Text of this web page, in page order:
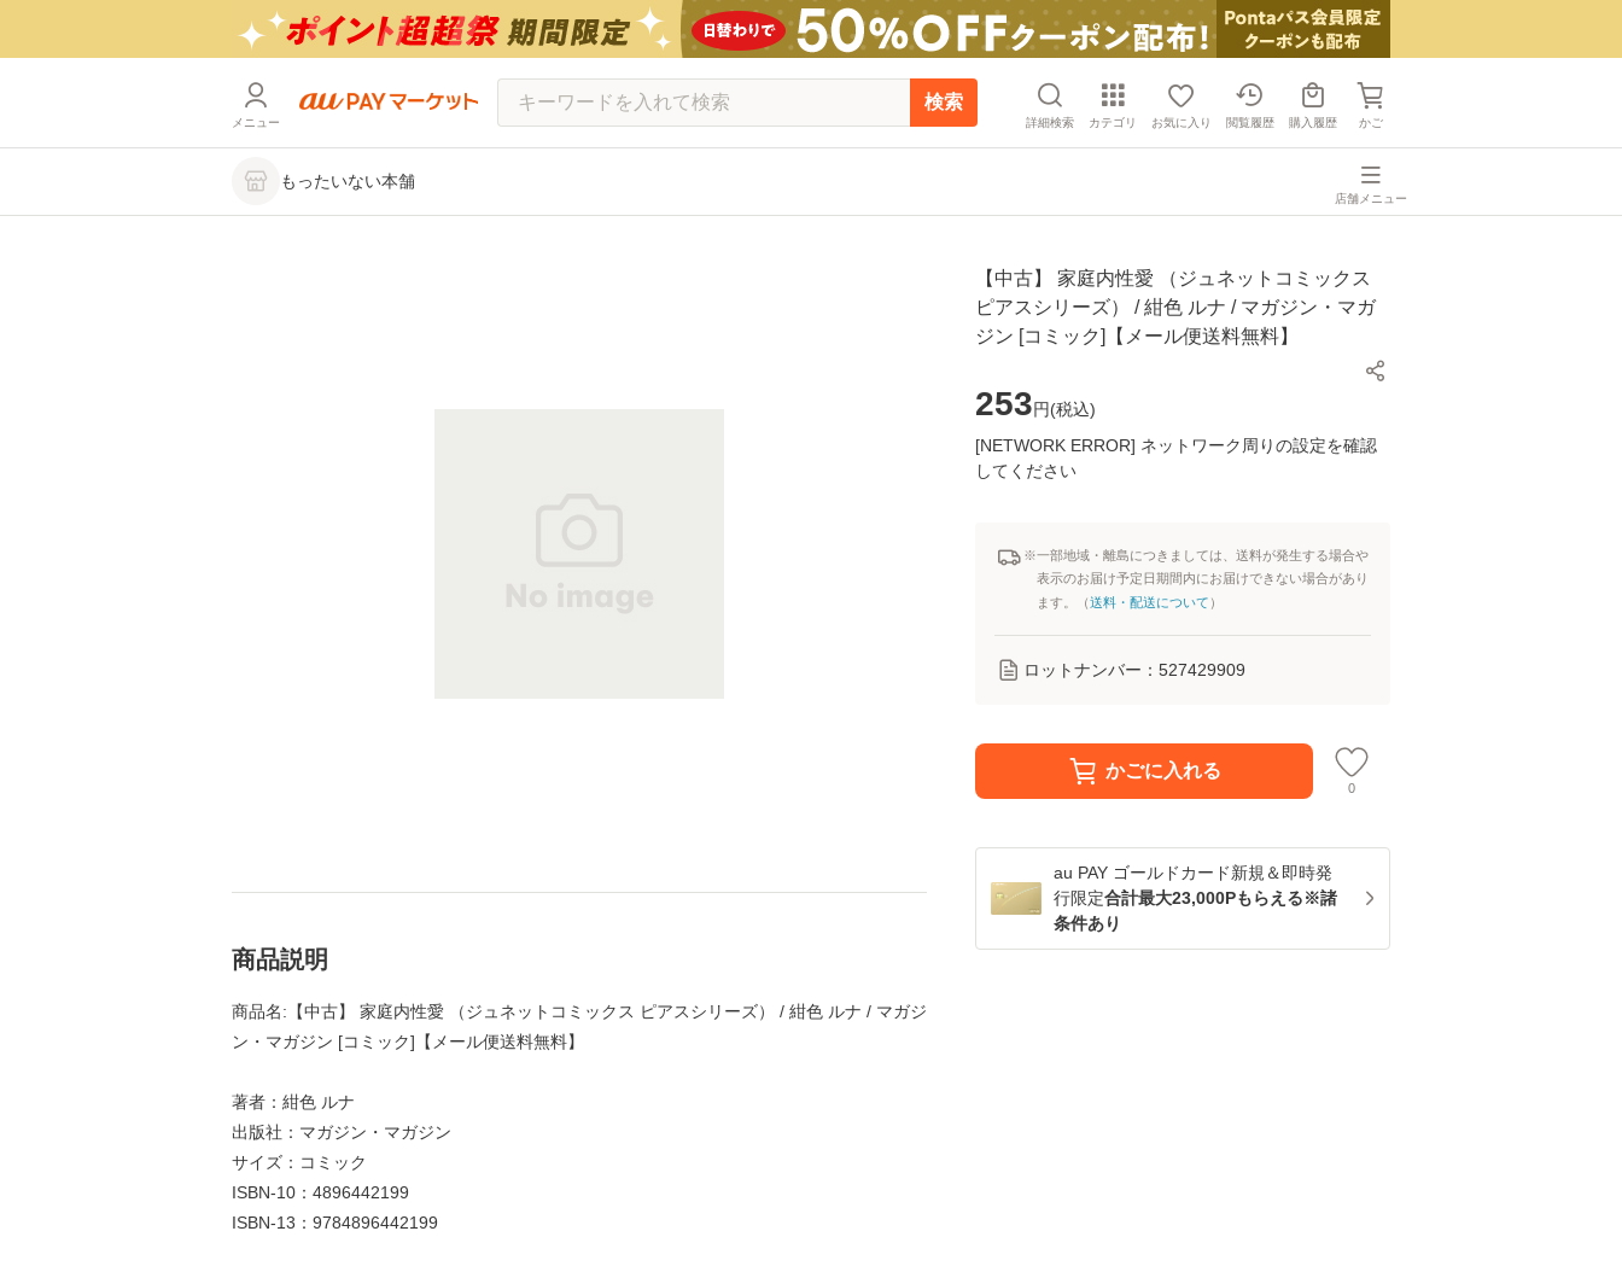
メニュー
検索
詳細検索 カテゴリ お気に入り 閲覧履歴 購入履歴 かご
もったいない本舗
店舗メニュー
【中古】 家庭内性愛 （ジュネットコミックス
ピアスシリーズ） / 紺色 ルナ / マガジン・マガ
ジン [コミック]【メール便送料無料】
253円(税込)
[NETWORK ERROR] ネットワーク周りの設定を確認
してください
※一部地域・離島につきましては、送料が発生する場合や
表示のお届け予定日期間内にお届けできない場合があり
ます。（送料・配送について ）
ロットナンバー： 527429909
かごに入れる
0
au PAY ゴールドカード新規＆即時発
行限定合計最大23,000Pもらえる※諸
条件あり
商品説明
商品名:【中古】 家庭内性愛 （ジュネットコミックス ピアスシリーズ） / 紺色 ルナ / マガジ
ン・マガジン [コミック]【メール便送料無料】
著者：紺色 ルナ
出版社：マガジン・マガジン
サイズ：コミック
ISBN-10：4896442199
ISBN-13：9784896442199